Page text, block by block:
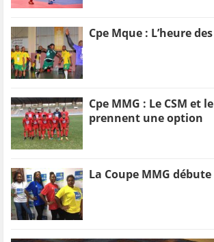
Cpe Mque : L’heure
Cpe MMG : Le CSM et
prennent une option
La Coupe MMG